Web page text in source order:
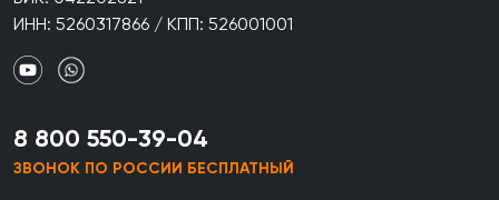
ИНН: 5260317866 / КПП: 526001001
8 800 550-39-04
ЗВОНОК ПО РОССИИ БЕСПЛАТНЫЙ